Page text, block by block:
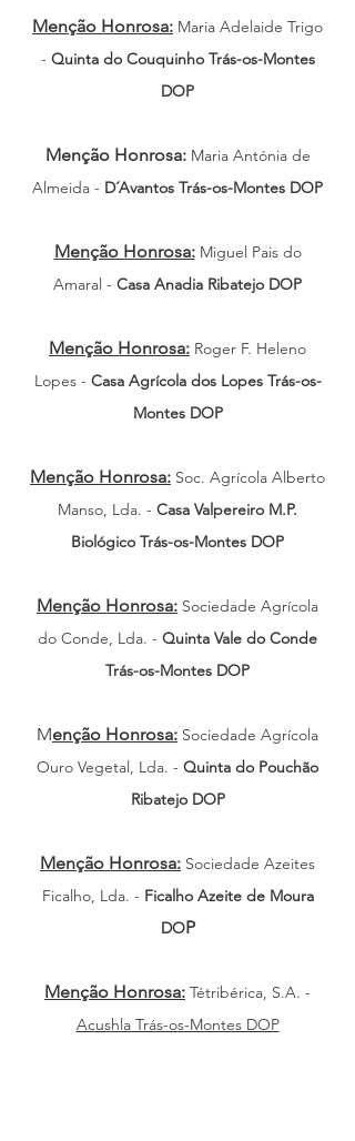
Menção Honrosa: Maria Adelaide Trigo
- Quinta do Couquinho Trás-os-Montes
DOP
Menção Honrosa:Maria Antónia de
Almeida - D´Avantos Trás-os-Montes DOP
Menção Honrosa: Miguel Pais do
Amaral - Casa Anadia Ribatejo DOP
Menção Honrosa: Roger F. Heleno
Lopes - Casa Agrícola dos Lopes Trás-os-
Montes DOP
Menção Honrosa: Soc. Agrícola Alberto
Manso, Lda. - Casa Valpereiro M.P.
Biológico Trás-os-Montes DOP
Menção Honrosa: Sociedade Agrícola
do Conde, Lda. - Quinta Vale do Conde
Trás-os-Montes DOP
Menção Honrosa: Sociedade Agrícola
Ouro Vegetal, Lda. - Quinta do Pouchão
Ribatejo DOP
Menção Honrosa: Sociedade Azeites
Ficalho, Lda. - Ficalho Azeite de Moura
DOP
Menção Honrosa: Tétribérica, S.A. -
Acushla Trás-os-Montes DOP